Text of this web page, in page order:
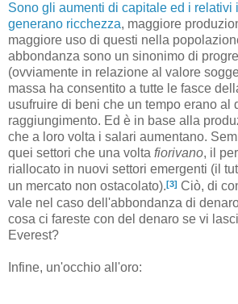
Sono gli aumenti di capitale ed i relativi
generano ricchezza, maggiore
maggiore uso di questi nella
abbondanza sono un sinonimo di
(ovviamente in relazione al valore
massa ha consentito a tutte le fasce
usufruire di beni che un tempo erano al
raggiungimento. Ed è in base alla
che a loro volta i salari aumentano.
quei settori che una volta fiorivano, il
riallocato in nuovi settori emergenti (il
un mercato non ostacolato).[3] Ciò, di
vale nel caso dell'abbondanza di
cosa ci fareste con del denaro se vi
Everest?
Infine, un'occhio all'oro: